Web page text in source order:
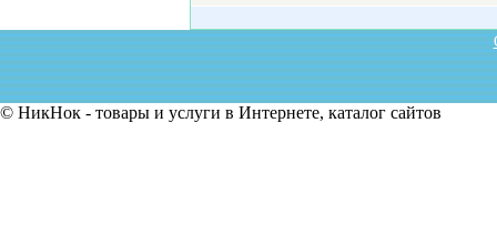
© НикНок - товары и услуги в Интернете, каталог сайтов